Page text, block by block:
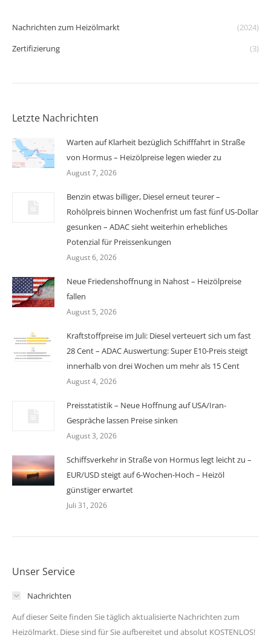
Nachrichten zum Heizölmarkt
(2024)
Zertifizierung
(3)
Letzte Nachrichten
Warten auf Klarheit bezüglich Schifffahrt in Straße
von Hormus – Heizölpreise legen wieder zu
August 7, 2026
Benzin etwas billiger, Diesel erneut teurer –
Rohölpreis binnen Wochenfrist um fast fünf US-Dollar
gesunken – ADAC sieht weiterhin erhebliches
Potenzial für Preissenkungen
August 6, 2026
Neue Friedenshoffnung in Nahost – Heizölpreise
fallen
August 5, 2026
Kraftstoffpreise im Juli: Diesel verteuert sich um fast
28 Cent – ADAC Auswertung: Super E10-Preis steigt
innerhalb von drei Wochen um mehr als 15 Cent
August 4, 2026
Preisstatistik – Neue Hoffnung auf USA/Iran-
Gespräche lassen Preise sinken
August 3, 2026
Schiffsverkehr in Straße von Hormus legt leicht zu –
EUR/USD steigt auf 6-Wochen-Hoch – Heizöl
günstiger erwartet
Juli 31, 2026
Unser Service
Nachrichten
Auf dieser Seite finden Sie täglich aktualisierte Nachrichten zum
Heizölmarkt. Diese sind für Sie aufbereitet und absolut KOSTENLOS!